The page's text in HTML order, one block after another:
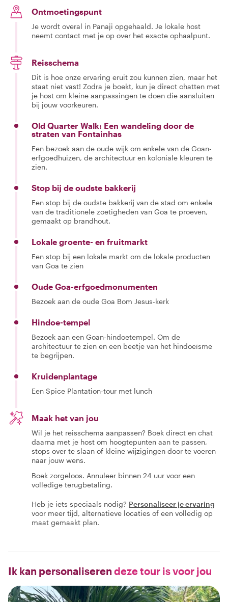
Ontmoetingspunt
Je wordt overal in Panaji opgehaald. Je lokale host
neemt contact met je op over het exacte ophaalpunt.
Reisschema
Dit is hoe onze ervaring eruit zou kunnen zien, maar het
staat niet vast! Zodra je boekt, kun je direct chatten met
je host om kleine aanpassingen te doen die aansluiten
bij jouw voorkeuren.
Old Quarter Walk: Een wandeling door de
straten van Fontainhas
Een bezoek aan de oude wijk om enkele van de Goan-
erfgoedhuizen, de architectuur en koloniale kleuren te
zien.
Stop bij de oudste bakkerij
Een stop bij de oudste bakkerij van de stad om enkele
van de traditionele zoetigheden van Goa te proeven,
gemaakt op brandhout.
Lokale groente- en fruitmarkt
Een stop bij een lokale markt om de lokale producten
van Goa te zien
Oude Goa-erfgoedmonumenten
Bezoek aan de oude Goa Bom Jesus-kerk
Hindoe-tempel
Bezoek aan een Goan-hindoetempel. Om de
architectuur te zien en een beetje van het hindoeïsme
te begrijpen.
Kruidenplantage
Een Spice Plantation-tour met lunch
Maak het van jou
Wil je het reisschema aanpassen? Boek direct en chat
daarna met je host om hoogtepunten aan te passen,
stops over te slaan of kleine wijzigingen door te voeren
naar jouw wens.
Boek zorgeloos. Annuleer binnen 24 uur voor een
volledige terugbetaling.
Heb je iets speciaals nodig? Personaliseer je ervaring
voor meer tijd, alternatieve locaties of een volledig op
maat gemaakt plan.
Ik kan personaliseren deze tour is voor jou